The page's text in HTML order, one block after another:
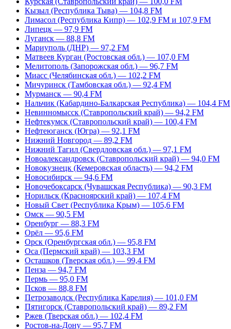
Кызыл (Республика Тыва) — 104,8 FM
Лимасол (Республика Кипр) — 102,9 FM и 107,9 FM
Липецк — 97,9 FM
Луганск — 88,8 FM
Мариуполь (ДНР) — 97,2 FM
Матвеев Курган (Ростовская обл.) — 107,0 FM
Мелитополь (Запорожская обл.) — 96,7 FM
Миасс (Челябинская обл.) — 102,2 FM
Мичуринск (Тамбовская обл.) — 92,4 FM
Мурманск — 90,4 FM
Нальчик (Кабардино-Балкарская Республика) — 104,4 FM
Невинномысск (Ставропольский край) — 94,2 FM
Нефтекумск (Ставропольский край) — 100,4 FM
Нефтеюганск (Югра) — 92,1 FM
Нижний Новгород — 89,2 FM
Нижний Тагил (Свердловская обл.) — 97,1 FM
Новоалександровск (Ставропольский край) — 94,0 FM
Новокузнецк (Кемеровская область) — 94,2 FM
Новосибирск — 94,6 FM
Новочебоксарск (Чувашская Республика) — 90,3 FM
Норильск (Красноярский край) — 107,4 FM
Новый Свет (Республика Крым) — 105,6 FM
Омск — 90,5 FM
Оренбург — 88,3 FM
Орёл — 95,6 FM
Орск (Оренбургская обл.) — 95,8 FM
Оса (Пермский край) — 103,3 FM
Осташков (Тверская обл.) — 99,4 FM
Пенза — 94,7 FM
Пермь — 95,0 FM
Псков — 88,8 FM
Петрозаводск (Республика Карелия) — 101,0 FM
Пятигорск (Ставропольский край) — 89,2 FM
Ржев (Тверская обл.) — 102,4 FM
Ростов-на-Дону — 95,7 FM